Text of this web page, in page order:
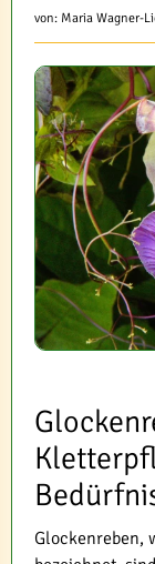
von: Maria Wagner-
Glockenreben,